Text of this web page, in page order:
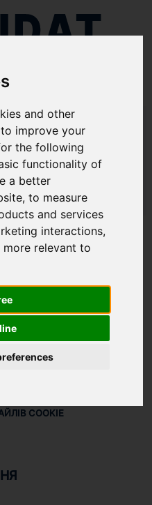
and other
improve your
the following
functionality of
a better
,to measure
and services
interactions,
relevant to
/ ЕНА - НЦВ 160/10
ЗАПЧАСТИНИ ДЛЯ
/ ЕНА - НЦВ 160/10
COOKIE